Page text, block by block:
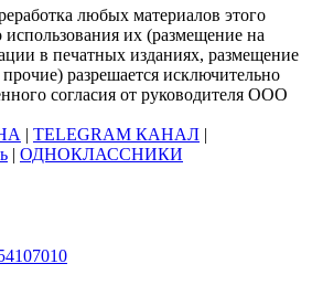
любых материалов этого
использования их (размещение на
в печатных изданиях, размещение
разрешается исключительно
согласия от руководителя ООО
| TELEGRAM КАНАЛ |
| ОДНОКЛАССНИКИ